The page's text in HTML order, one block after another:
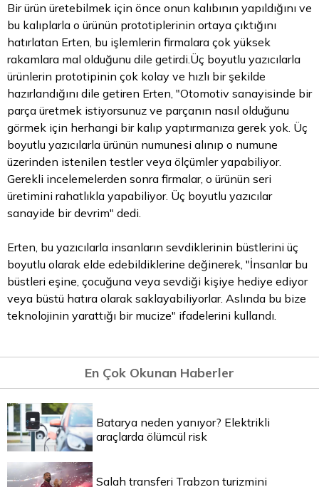
Bir ürün üretebilmek için önce onun kalıbının yapıldığını ve
bu kalıplarla o ürünün prototiplerinin ortaya çıktığını
hatırlatan Erten, bu işlemlerin firmalara çok yüksek
rakamlara mal olduğunu dile getirdi.Üç boyutlu yazıcılarla
ürünlerin prototipinin çok kolay ve hızlı bir şekilde
hazırlandığını dile getiren Erten, "Otomotiv sanayisinde bir
parça üretmek istiyorsunuz ve parçanın nasıl olduğunu
görmek için herhangi bir kalıp yaptırmanıza gerek yok. Üç
boyutlu yazıcılarla ürünün numunesi alınıp o numune
üzerinden istenilen testler veya ölçümler yapabiliyor.
Gerekli incelemelerden sonra firmalar, o ürünün seri
üretimini rahatlıkla yapabiliyor. Üç boyutlu yazıcılar
sanayide bir devrim" dedi.
Erten, bu yazıcılarla insanların sevdiklerinin büstlerini üç
boyutlu olarak elde edebildiklerine değinerek, "İnsanlar bu
büstleri eşine, çocuğuna veya sevdiği kişiye hediye ediyor
veya büstü hatıra olarak saklayabiliyorlar. Aslında bu bize
teknolojinin yarattığı bir mucize" ifadelerini kullandı.
En Çok Okunan Haberler
Batarya neden yanıyor? Elektrikli
araçlarda ölümcül risk
Salah transferi Trabzon turizmini